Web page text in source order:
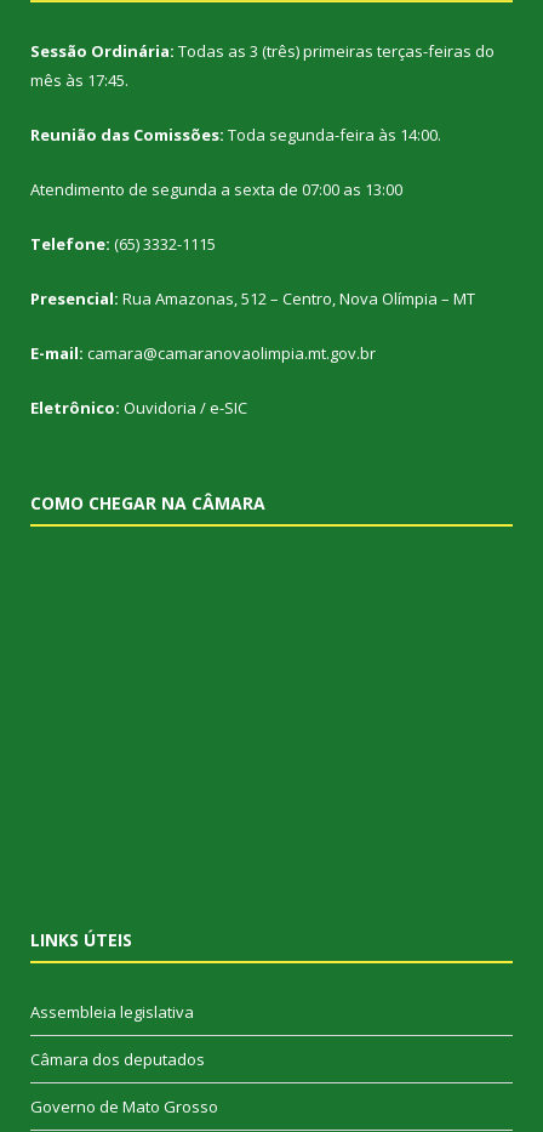
Sessão Ordinária: Todas as 3 (três) primeiras terças-feiras do
mês às 17:45.
Reunião das Comissões: Toda segunda-feira às 14:00.
Atendimento de segunda a sexta de 07:00 as 13:00
Telefone: (65) 3332-1115
Presencial: Rua Amazonas, 512 – Centro, Nova Olímpia – MT
E-mail: camara@camaranovaolimpia.mt.gov.br
Eletrônico: Ouvidoria /e-SIC
COMO CHEGAR NA CÂMARA
LINKS ÚTEIS
Assembleia legislativa
Câmara dos deputados
Governo de Mato Grosso